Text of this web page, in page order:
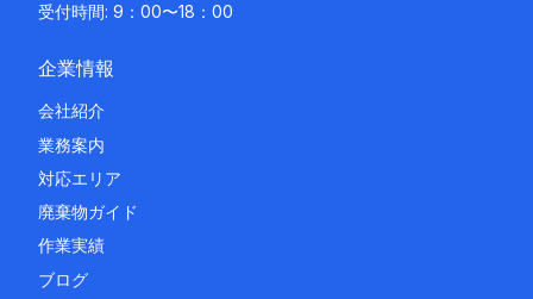
受付時間: 9：00〜18：00
企業情報
会社紹介
業務案内
対応エリア
廃棄物ガイド
作業実績
ブログ